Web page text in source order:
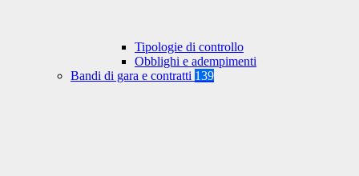
Tipologie di controllo
Obblighi e adempimenti
Bandi di gara e contratti 139